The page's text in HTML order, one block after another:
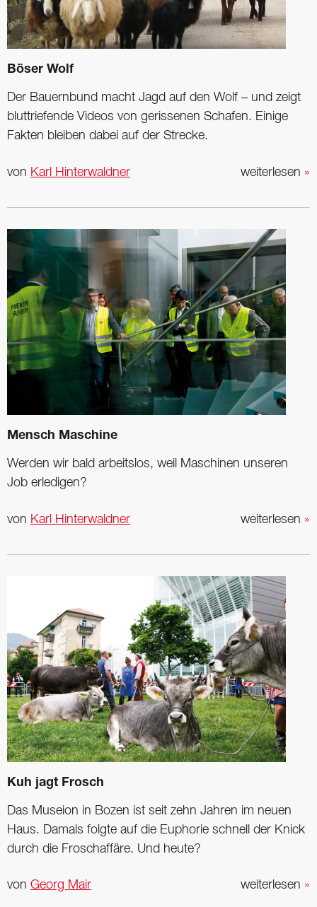
Böser Wolf
Der Bauernbund macht Jagd auf den Wolf – und zeigt
bluttriefende Videos von gerissenen Schafen. Einige
Fakten bleiben dabei auf der Strecke.
weiterlesen »
von Karl Hinterwaldner
Mensch Maschine
Werden wir bald arbeitslos, weil Maschinen unseren
Job erledigen?
weiterlesen »
von Karl Hinterwaldner
Kuh jagt Frosch
Das Museion in Bozen ist seit zehn Jahren im neuen
Haus. Damals folgte auf die ­Euphorie schnell der Knick
durch die Frosch­affäre. Und heute?
weiterlesen »
von Georg Mair